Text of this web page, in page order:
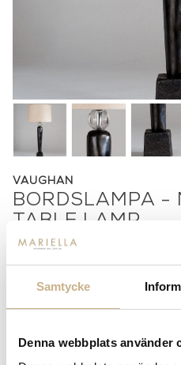
Samtycke
Denna webbplats använder
VAUGHAN
BORDSLAMPA -
TABLE LAMP
Pris på förfrågan
Lagerstatus:
14 dagars returrätt på
Få10% välkomstrabattnär du
nyhetsbrev